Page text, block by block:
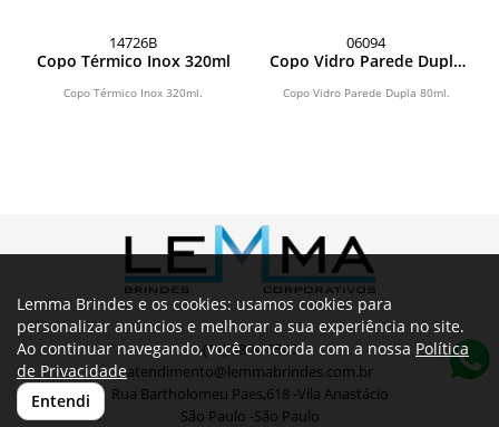
14726B
Copo Térmico Inox 320ml
Copo Térmico Inox 320ml.
06094
Copo Vidro Parede Dupla
Copo Vidro Parede Dupla 80ml.
(11) 3804-6540
atendimento@lemmabrindes.com.br
Rua Bartholomeu Paes,618 -Vila Anastácio
São Paulo -São Paulo
Lemma Brindes e os cookies: usamos cookies para
personalizar anúncios e melhorar a sua experiência no site.
Ao continuar navegando, você concorda com a nossa Política
de Privacidade
Entendi